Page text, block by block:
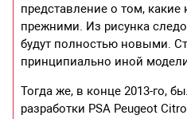
представление о том,
прежними. Из рисунка
будут полностью новыми.
принципиально иной
Тогда же, в конце 2013-го,
разработки PSA Peugeot